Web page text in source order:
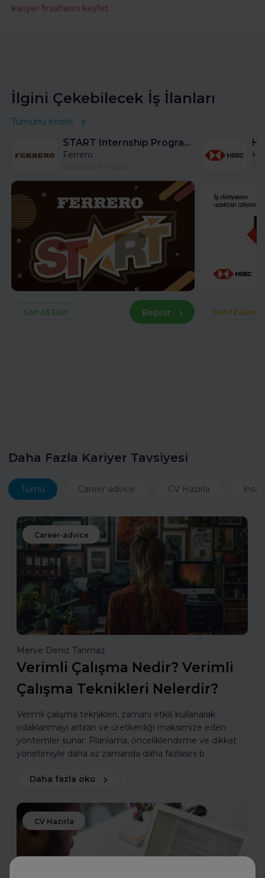
kariyer fırsatlarını keşfet.
İlgini Çekebilecek İş İlanları
Tümünü İncele
START Internship Program (Sales) - Istanbul
Ferrero
Son 43 Gün Başvur Son 12 Gün
Daha Fazla Kariyer Tavsiyesi
Tümü Career-advice CV Hazırla
Career-advice
Merve Deniz Tahmaz
Verimli Çalışma Nedir? Verimli
Çalışma Teknikleri Nelerdir?
Verimli çalışma teknikleri, zamanı etkili kullanarak
odaklanmayı artıran ve üretkenliği maksimize eden
yöntemler sunar. Planlama, önceliklendirme ve dikkat
yönetimiyle daha az zamanda daha fazlasını b
Daha fazla oku
CV Hazırla